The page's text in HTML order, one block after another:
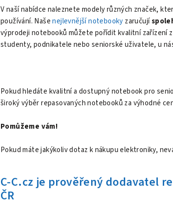
V naší nabídce naleznete modely různých značek,
používání. Našenejlevnější notebooky zaručují
výprodeji notebooků můžete pořídit kvalitní zařízení
studenty, podnikatele nebo seniorské uživatele, u
Pokud hledáte kvalitní a dostupný notebook pro
široký výběr repasovaných notebooků za výhodné
Pomůžeme vám!
Pokud máte jakýkoliv dotaz k nákupu elektroniky,
C-C.cz je prověřený dodavatel
ČR